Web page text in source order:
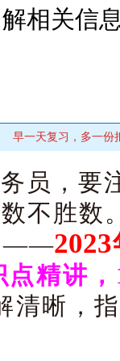
相关信
早一天复习，多一份
员，要
不胜数
——
点精讲
清晰，